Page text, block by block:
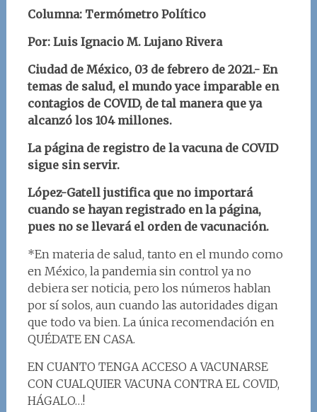
Columna: Termómetro Político
Por: Luis Ignacio M. Lujano Rivera
Ciudad de México, 03 de febrero de 2021.- En
temas de salud, el mundo yace imparable en
contagios de COVID, de tal manera que ya
alcanzó los 104 millones.
La página de registro de la vacuna de COVID
sigue sin servir.
López-Gatell justifica que no importará
cuando se hayan registrado en la página,
pues no se llevará el orden de vacunación.
*En materia de salud, tanto en el mundo como
en México, la pandemia sin control ya no
debiera ser noticia, pero los números hablan
por sí solos, aun cuando las autoridades digan
que todo va bien. La única recomendación en
QUÉDATE EN CASA.
EN CUANTO TENGA ACCESO A VACUNARSE
CON CUALQUIER VACUNA CONTRA EL COVID,
HÁGALO…!